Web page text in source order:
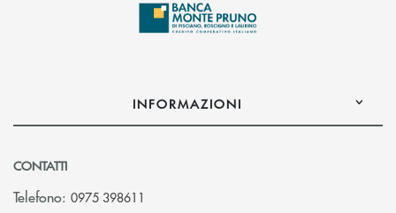
INFORMAZIONI
CONTATTI
Telefono: 0975 398611